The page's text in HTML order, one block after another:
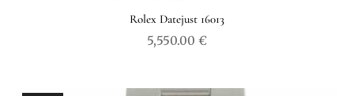
Rolex Datejust 16013
5,550.00 €